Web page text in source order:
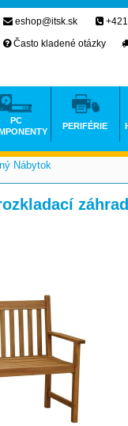
Nábytok
eshop@itsk.sk
Často kladené otázky
PC
PERIFÉRIE